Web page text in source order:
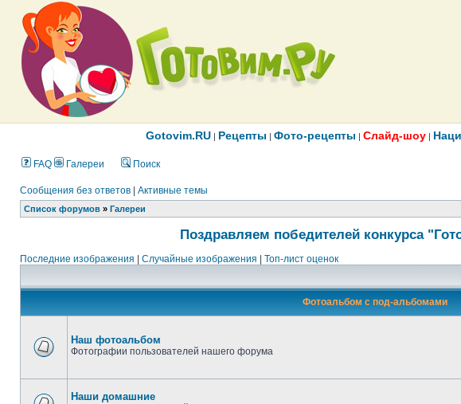
Gotovim.RU | Рецепты | Фото-рецепты | Слайд-шоу |
FAQ Галереи Поиск
Сообщения без ответов Активные темы
Список форумов » Галереи
Поздравляем победителей конкурса
Последние изображения Случайные изображения Топ-лист оценок
Фотоальбом с под-альбомами
Наш фотоальбом
Фотографии пользователей нашего форума
Наши домашние